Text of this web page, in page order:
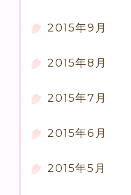
2015年9月
2015年8月
2015年7月
2015年6月
2015年5月